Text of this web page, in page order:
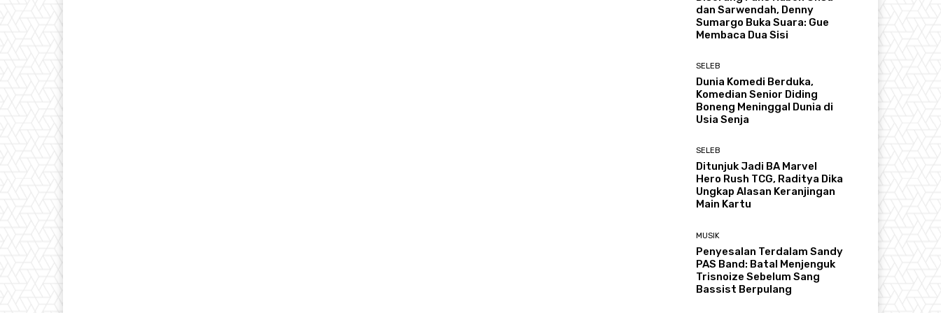
dan Sarwendah, Denny
Sumargo Buka Suara: Gue
Membaca Dua Sisi
SELEB
Dunia Komedi Berduka,
Komedian Senior Diding
Boneng Meninggal Dunia di
Usia Senja
SELEB
Ditunjuk Jadi BA Marvel
Hero Rush TCG, Raditya Dika
Ungkap Alasan Keranjingan
Main Kartu
MUSIK
Penyesalan Terdalam Sandy
PAS Band: Batal Menjenguk
Trisnoize Sebelum Sang
Bassist Berpulang ​